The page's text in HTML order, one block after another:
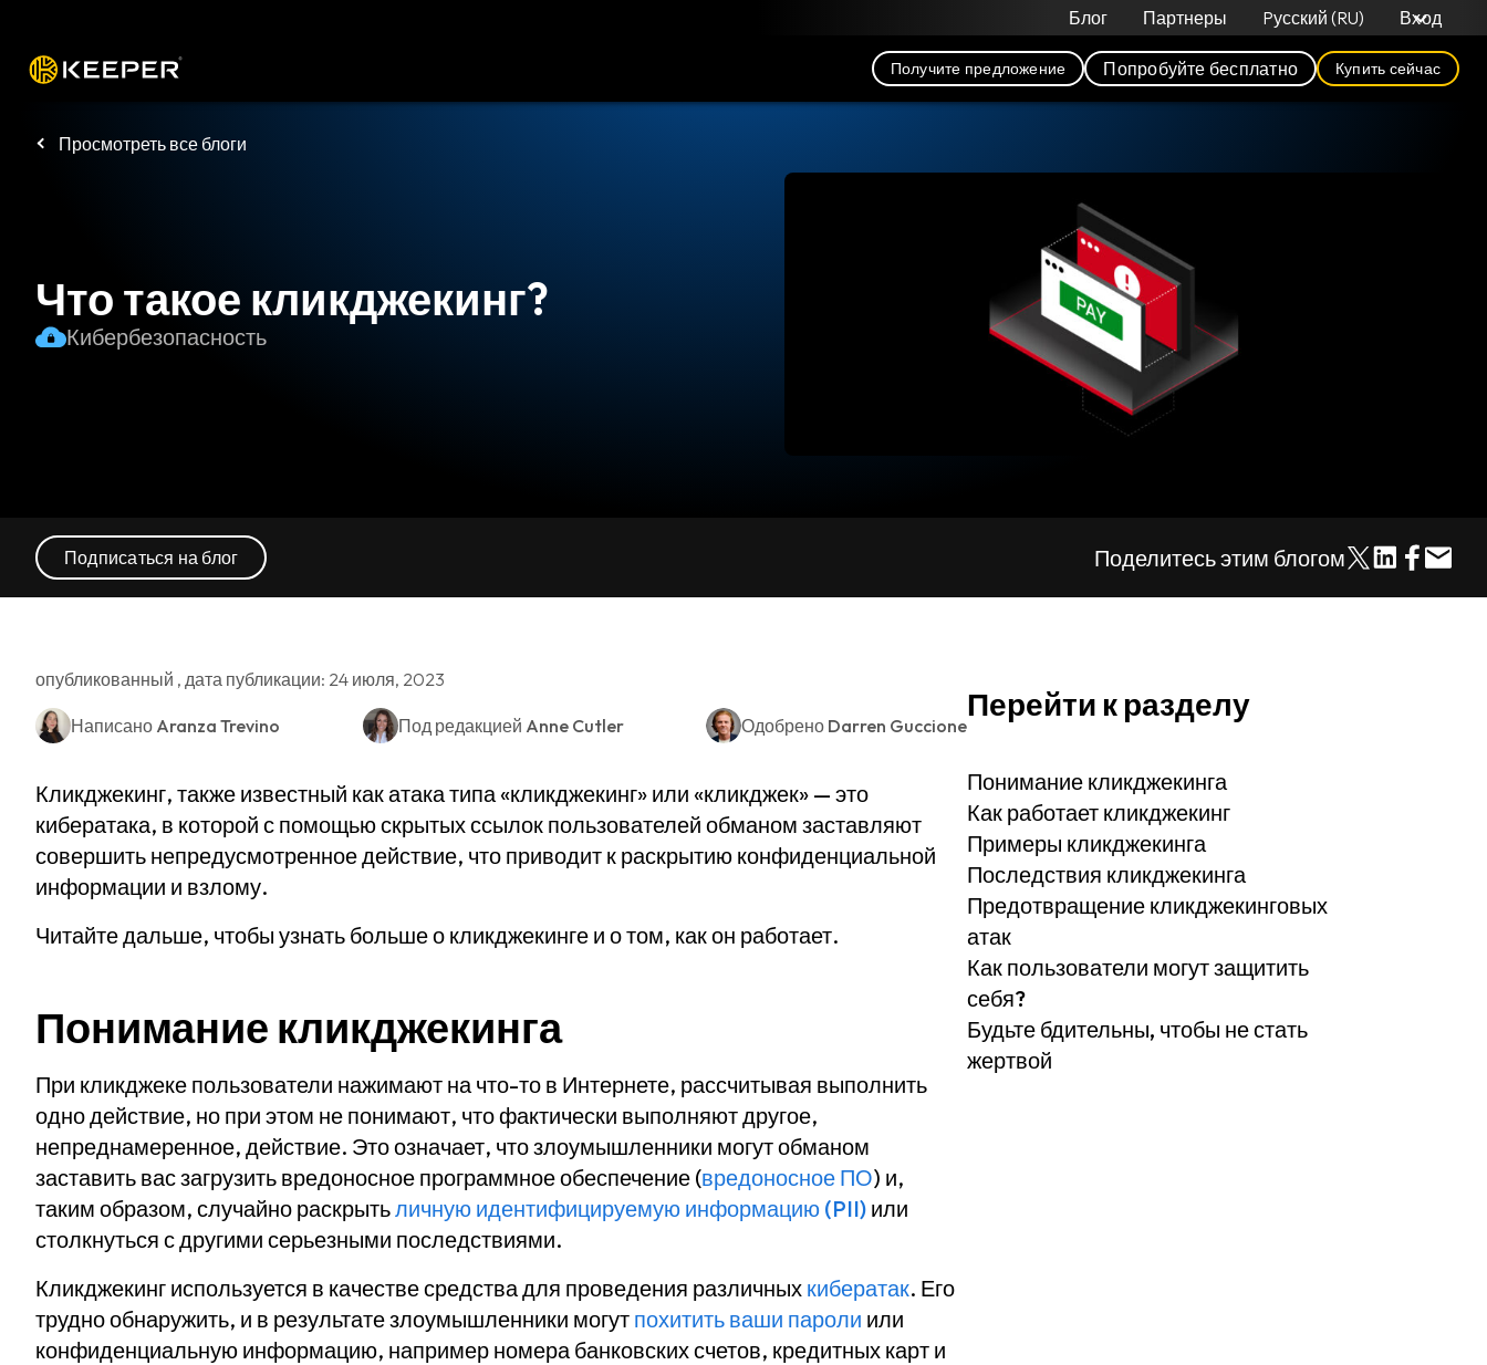
Блог Партнеры Pусский (RU) Вход
Получите предложение Попробуйте бесплатно Купить сейчас
Просмотреть все блоги
Что такое кликджекинг?
Кибербезопасность
Подписаться на блог Поделитесь этим блогом
опубликованный , дата публикации: 24 июля, 2023
Написано Aranza Trevino Под редакцией Anne Cutler Одобрено Darren Guccione
Кликджекинг, также известный как атака типа «кликджекинг» или «кликджек» — это
кибератака, в которой с помощью скрытых ссылок пользователей обманом заставляют
совершить непредусмотренное действие, что приводит к раскрытию конфиденциальной
информации и взлому.
Читайте дальше, чтобы узнать больше о кликджекинге и о том, как он работает.
Понимание кликджекинга
При кликджеке пользователи нажимают на что-то в Интернете, рассчитывая выполнить
одно действие, но при этом не понимают, что фактически выполняют другое,
непреднамеренное, действие. Это означает, что злоумышленники могут обманом
заставить вас загрузить вредоносное программное обеспечение (вредоносное ПО) и,
таким образом, случайно раскрытьличную идентифицируемую информацию (PII) или
столкнуться с другими серьезными последствиями.
Кликджекинг используется в качестве средства для проведения различных кибератак. Его
трудно обнаружить, и в результате злоумышленники могут похитить ваши пароли или
конфиденциальную информацию, например номера банковских счетов, кредитных карт и
Перейти к разделу
Понимание кликджекинга
Как работает кликджекинг
Примеры кликджекинга
Последствия кликджекинга
Предотвращение кликджекинговых
атак
Как пользователи могут защитить
себя?
Будьте бдительны, чтобы не стать
жертвой